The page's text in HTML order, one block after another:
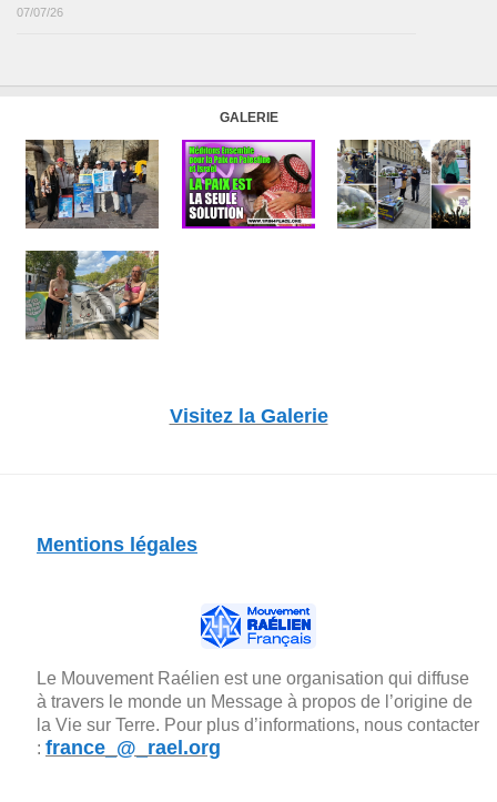
07/07/26
GALERIE
Visitez la Galerie
Mentions légales
Le Mouvement Raélien est une organisation qui diffuse
à travers le monde un Message à propos de l’origine de
la Vie sur Terre. Pour plus d’informations, nous contacter
: france_@_rael.org